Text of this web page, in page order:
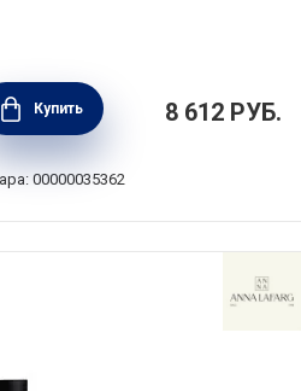
пресс La Cafetiere 1 л,
Kitchen Craft,
LCPISA8CPGRNW
Купить 8 612 РУБ.
00000035362